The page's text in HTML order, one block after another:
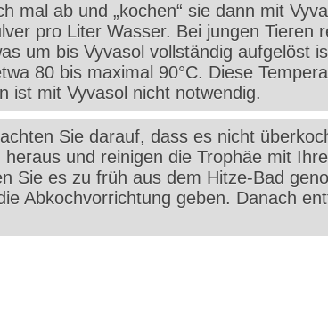
mal ab und „kochen“ sie dann mit
pro Liter Wasser. Bei jungen Tieren
um bis Vyvasol vollständig aufgelöst
80 bis maximal 90°C. Diese
ist mit Vyvasol nicht notwendig.
Sie darauf, dass es nicht
und reinigen die Trophäe mit
Sie es zu früh aus dem Hitze-Bad
Abkochvorrichtung geben. Danach